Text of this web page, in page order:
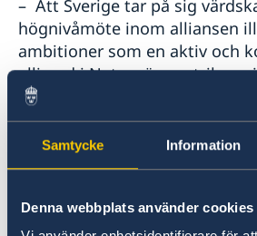
Samtycke Information
Denna webbplats använder cookies
– Att Sverige tar på sig
högnivåmöte inom alliansen
ambitioner som en aktiv och
allierad i Nato, säger
Malmer Stenergard.
Läs mer om Natomötet på
engelska webbplats